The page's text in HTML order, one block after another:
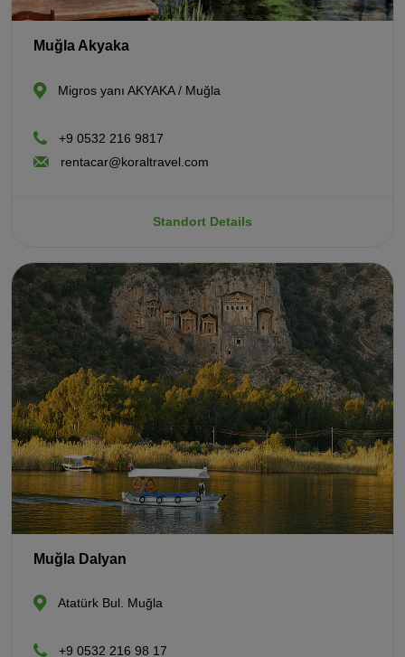
Muğla Akyaka
Migros yanı AKYAKA / Muğla
+9 0532 216 9817
rentacar@koraltravel.com
Standort Details
Muğla Dalyan
Atatürk Bul. Muğla
+9 0532 216 98 17